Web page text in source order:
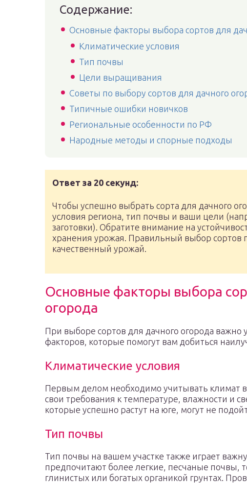
Содержание:
Основные факторы выбора сортов для
Климатические условия
Тип почвы
Цели выращивания
Советы по выбору сортов для дачного
Типичные ошибки новичков
Региональные особенности по РФ
Народные методы и спорные подходы
Ответ за 20 секунд:
Чтобы успешно выбрать сорта для дачного
условия региона, тип почвы и ваши цели
заготовки). Обратите внимание на
хранения урожая. Правильный выбор сортов
качественный урожай.
Основные факторы выбора
огорода
При выборе сортов для дачного огорода важно
факторов, которые помогут вам добиться
Климатические условия
Первым делом необходимо учитывать климат
свои требования к температуре, влажности и
которые успешно растут на юге, могут не
Тип почвы
Тип почвы на вашем участке также играет
предпочитают более легкие, песчаные почвы,
глинистых или богатых органикой грунтах.